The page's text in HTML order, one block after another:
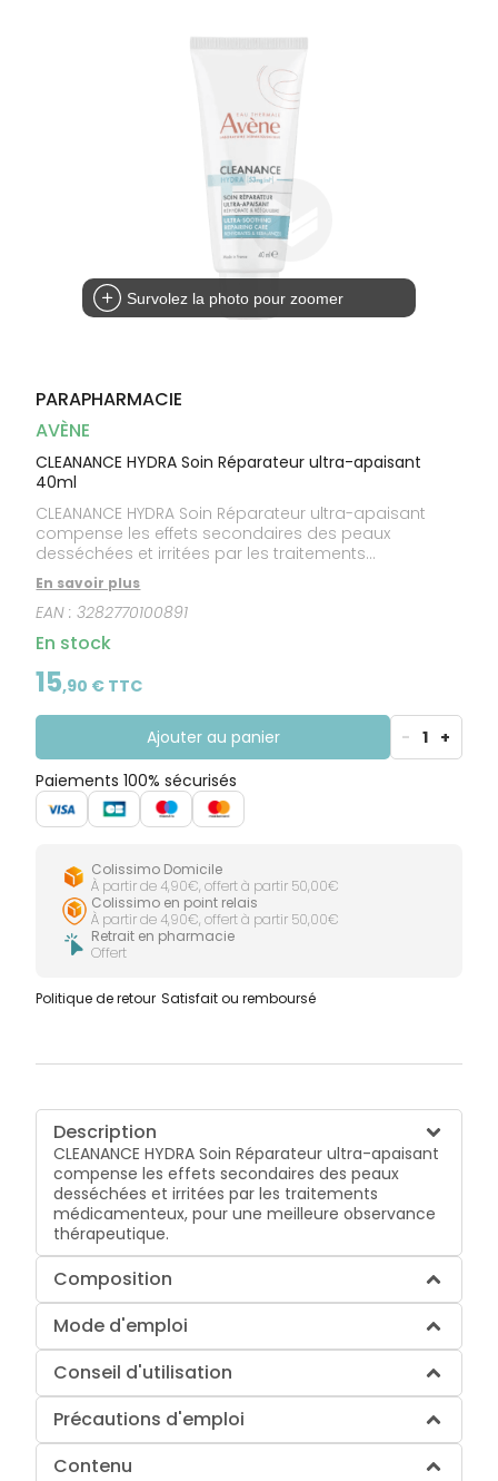
Survolez la photo pour zoomer
PARAPHARMACIE
AVÈNE
CLEANANCE HYDRA Soin Réparateur ultra-apaisant
40ml
CLEANANCE HYDRA Soin Réparateur ultra-apaisant
compense les effets secondaires des peaux
desséchées et irritées par les traitements
médicamenteux, pour une meilleure observance
thérapeutique.
En savoir plus
EAN :3282770100891
En stock
15,90 € TTC
Ajouter au panier - 1 +
Paiements 100% sécurisés
Colissimo Domicile
À partir de 4,90€, offert à partir 50,00€
Colissimo en point relais
À partir de 4,90€, offert à partir 50,00€
Retrait en pharmacie
Offert
Politique de retour Satisfait ou remboursé
Description
CLEANANCE HYDRA Soin Réparateur ultra-apaisant
compense les effets secondaires des peaux
desséchées et irritées par les traitements
médicamenteux, pour une meilleure observance
thérapeutique.
Composition
Mode d'emploi
Conseil d'utilisation
Précautions d'emploi
Contenu